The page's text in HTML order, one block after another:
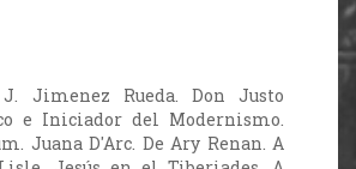
Jimenez Rueda. Don Justo
e Iniciador del Modernismo.
Juana D'Arc. De Ary Renan. A